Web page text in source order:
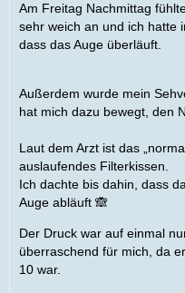
Am Freitag Nachmittag
sehr weich an und ich hatte
dass das Auge überläuft.
Außerdem wurde mein
hat mich dazu bewegt, den
Laut dem Arzt ist das
auslaufendes Filterkissen.
Ich dachte bis dahin, dass
Auge abläuft 🙈
Der Druck war auf einmal
überraschend für mich, da
10 war.